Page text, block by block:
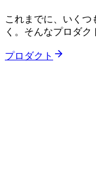
これまでに、いく
く。そんなプロダク
プロダクト